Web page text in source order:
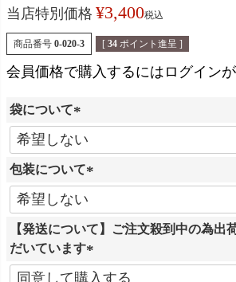
当店特別価格 ¥3,400税込
商品番号 0-020-3 [ 34 ポイント進呈 ]
会員価格で購入するにはログインが
袋について
(
必
須
)
包装について
必
須
)
【発送について】ご注文殺到中の為出
だいています
(